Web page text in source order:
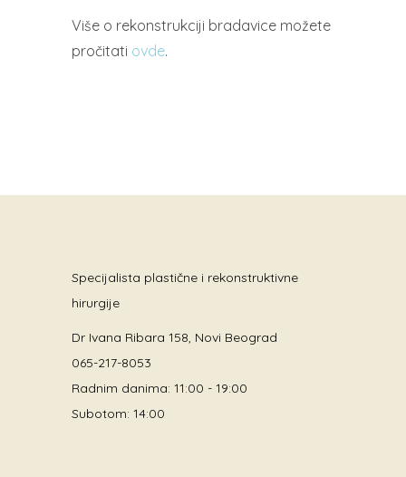
Više o rekonstrukciji bradavice možete
pročitati ovde.
Specijalista plastične i rekonstruktivne
hirurgije
Dr Ivana Ribara 158, Novi Beograd
065-217-8053
Radnim danima: 11:00 - 19:00
Subotom: 14:00